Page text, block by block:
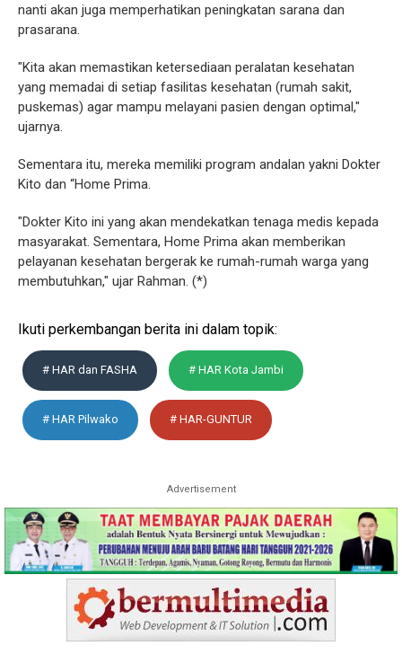
nanti akan juga memperhatikan peningkatan sarana dan
prasarana.
"Kita akan memastikan ketersediaan peralatan kesehatan
yang memadai di setiap fasilitas kesehatan (rumah sakit,
puskemas) agar mampu melayani pasien dengan optimal,"
ujarnya.
Sementara itu, mereka memiliki program andalan yakni Dokter
Kito dan “Home Prima.
"Dokter Kito ini yang akan mendekatkan tenaga medis kepada
masyarakat. Sementara, Home Prima akan memberikan
pelayanan kesehatan bergerak ke rumah-rumah warga yang
membutuhkan," ujar Rahman. (*)
Ikuti perkembangan berita ini dalam topik:
# HAR dan FASHA # HAR Kota Jambi
# HAR Pilwako # HAR-GUNTUR
Advertisement